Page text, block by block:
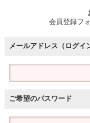
会員登録フ
メールアドレス（ログイ
ご希望のパスワード